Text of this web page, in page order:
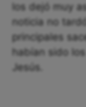
los dejó muy
noticia no
principales
habían sido
Jesús.